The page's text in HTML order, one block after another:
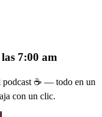
7:00 am
podcast ☕ — todo en un
con un clic.